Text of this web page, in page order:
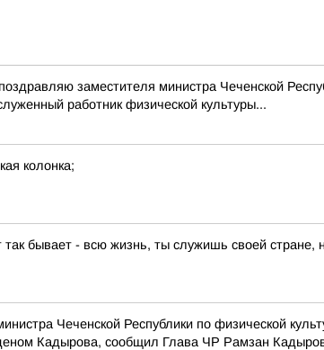
заместителя министра Чеченской
работник физической культуры...
колонка;
так бывает - всю жизнь, ты служишь своей стране,
Чеченской Республики по физической
Кадырова, сообщил Глава ЧР Рамзан